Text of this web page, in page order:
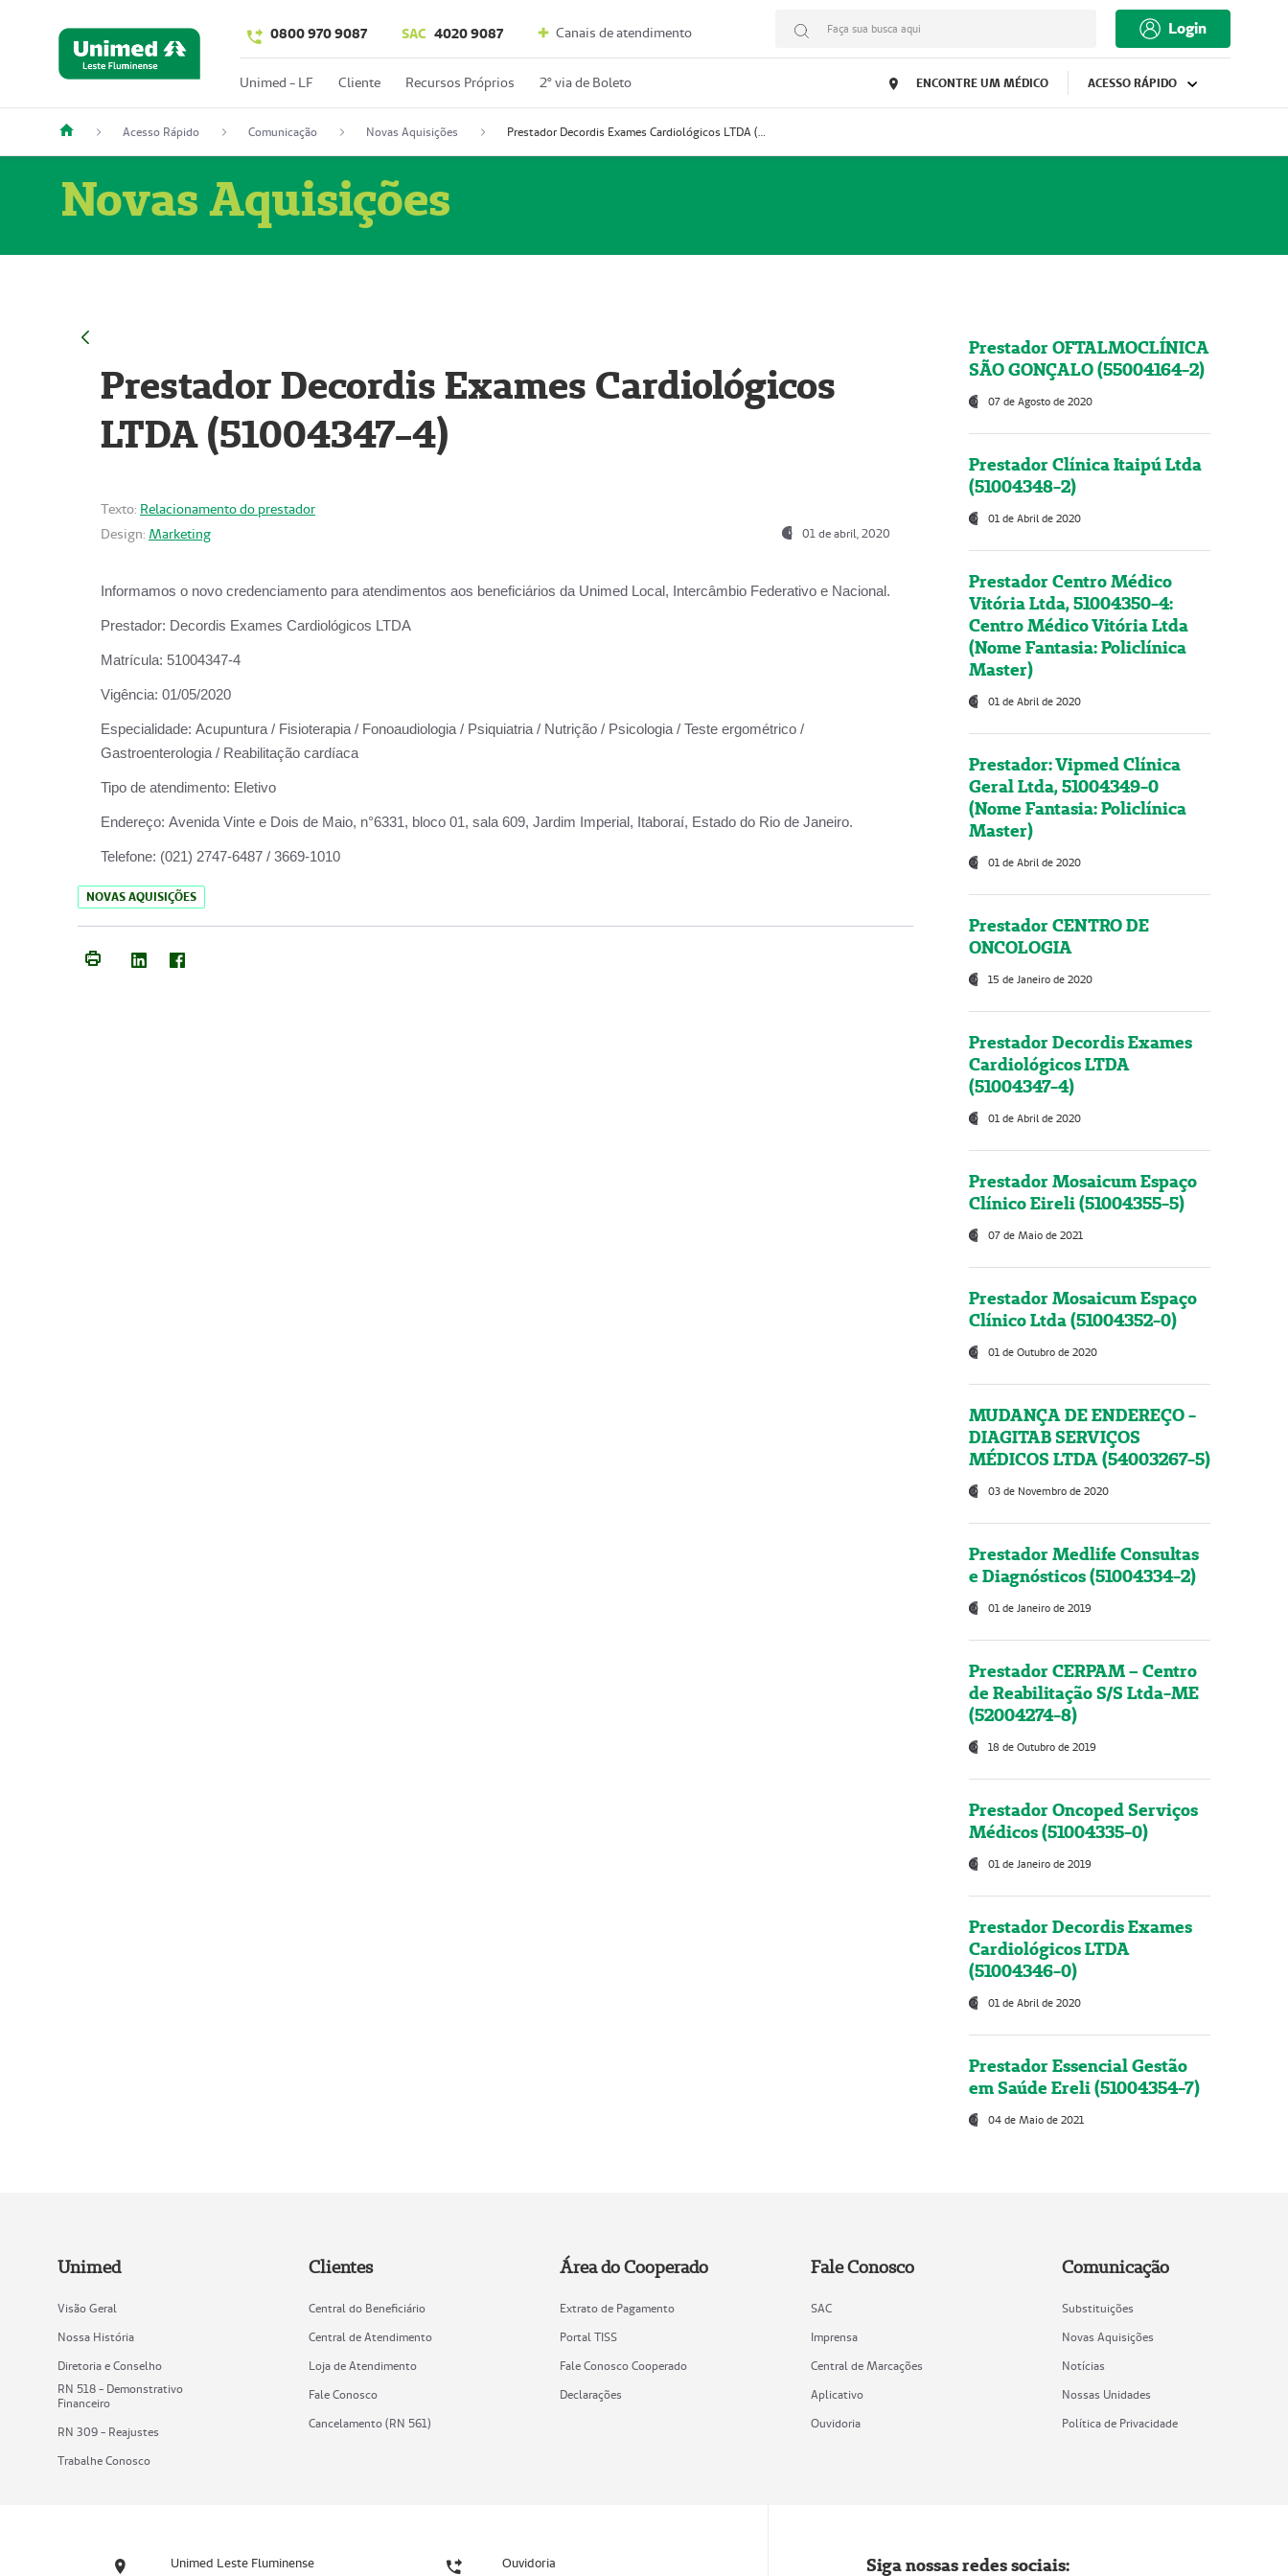
0800 970 9087 SAC 4020 9087 Canais de atendimento Faça sua busca aqui Login
Unimed - LF Cliente Recursos Próprios 2º via de Boleto ENCONTRE UM MÉDICO ACESSO RÁPIDO
Acesso Rápido Comunicação Novas Aquisições Prestador Decordis Exames Cardiológicos LTDA (51004347-4)
Novas Aquisições
Prestador Decordis Exames Cardiológicos
LTDA (51004347-4)
Texto: Relacionamento do prestador
Design: Marketing 01 de abril, 2020
Informamos o novo credenciamento para atendimentos aos beneficiários da Unimed Local, Intercâmbio Federativo e Nacional.
Prestador: Decordis Exames Cardiológicos LTDA
Matrícula: 51004347-4
Vigência: 01/05/2020
Especialidade: Acupuntura / Fisioterapia / Fonoaudiologia / Psiquiatria / Nutrição / Psicologia / Teste ergométrico /
Gastroenterologia / Reabilitação cardíaca
Tipo de atendimento: Eletivo
Endereço: Avenida Vinte e Dois de Maio, n°6331, bloco 01, sala 609, Jardim Imperial, Itaboraí, Estado do Rio de Janeiro.
Telefone: (021) 2747-6487 / 3669-1010
NOVAS AQUISIÇÕES
Prestador OFTALMOCLÍNICA
SÃO GONÇALO (55004164-2)
07 de Agosto de 2020
Prestador Clínica Itaipú Ltda
(51004348-2)
01 de Abril de 2020
Prestador Centro Médico
Vitória Ltda, 51004350-4:
Centro Médico Vitória Ltda
(Nome Fantasia: Policlínica
Master)
01 de Abril de 2020
Prestador: Vipmed Clínica
Geral Ltda, 51004349-0
(Nome Fantasia: Policlínica
Master)
01 de Abril de 2020
Prestador CENTRO DE
ONCOLOGIA
15 de Janeiro de 2020
Prestador Decordis Exames
Cardiológicos LTDA
(51004347-4)
01 de Abril de 2020
Prestador Mosaicum Espaço
Clínico Eireli (51004355-5)
07 de Maio de 2021
Prestador Mosaicum Espaço
Clínico Ltda (51004352-0)
01 de Outubro de 2020
MUDANÇA DE ENDEREÇO -
DIAGITAB SERVIÇOS
MÉDICOS LTDA (54003267-5)
03 de Novembro de 2020
Prestador Medlife Consultas
e Diagnósticos (51004334-2)
01 de Janeiro de 2019
Prestador CERPAM – Centro
de Reabilitação S/S Ltda-ME
(52004274-8)
18 de Outubro de 2019
Prestador Oncoped Serviços
Médicos (51004335-0)
01 de Janeiro de 2019
Prestador Decordis Exames
Cardiológicos LTDA
(51004346-0)
01 de Abril de 2020
Prestador Essencial Gestão
em Saúde Ereli (51004354-7)
04 de Maio de 2021
Unimed
Visão Geral
Nossa História
Diretoria e Conselho
RN 518 - Demonstrativo
Financeiro
RN 309 - Reajustes
Trabalhe Conosco
Clientes
Central do Beneficiário
Central de Atendimento
Loja de Atendimento
Fale Conosco
Cancelamento (RN 561)
Área do Cooperado
Extrato de Pagamento
Portal TISS
Fale Conosco Cooperado
Declarações
Fale Conosco
SAC
Imprensa
Central de Marcações
Aplicativo
Ouvidoria
Comunicação
Substituições
Novas Aquisições
Notícias
Nossas Unidades
Política de Privacidade
Unimed Leste Fluminense Ouvidoria Siga nossas redes sociais: